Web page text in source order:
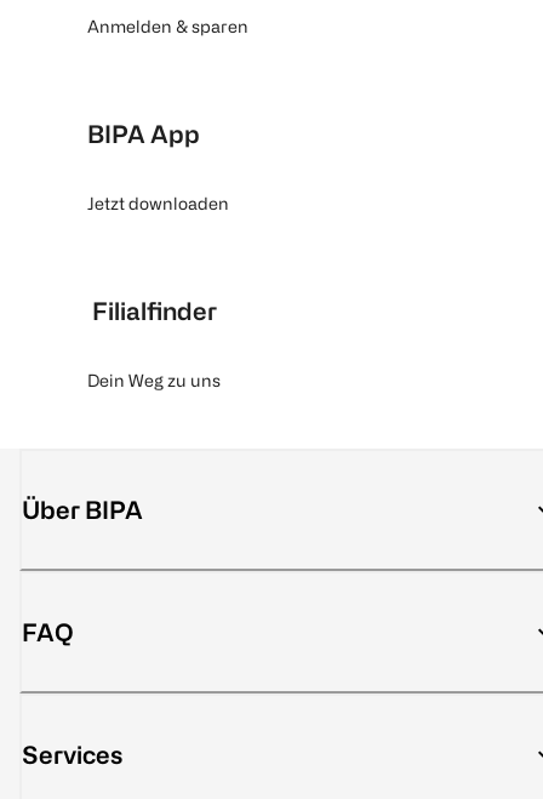
Anmelden & sparen
BIPA App
Jetzt downloaden
Filialfinder
Dein Weg zu uns
Über BIPA
FAQ
Services